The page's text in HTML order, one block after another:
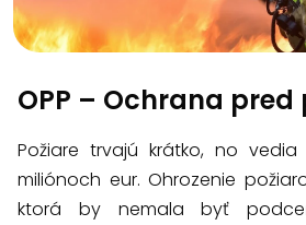
OPP – Ochrana
Požiare trvajú krátko, no
miliónoch eur. Ohrozenie
ktorá by nemala byť